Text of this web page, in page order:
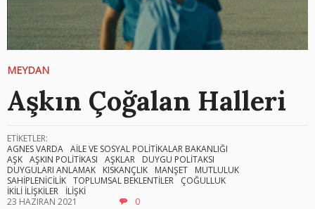
MEYDAN
Aşkın Çoğalan Halleri
ETİKETLER:
AGNES VARDA AİLE VE SOSYAL POLİTİKALAR BAKANLIĞI
AŞK AŞKIN POLİTİKASI AŞKLAR
DUYGU POLİTAKSI
DUYGULARI ANLAMAK
KISKANÇLIK MANŞET
MUTLULUK
SAHİPLENİCİLİK TOPLUMSAL BEKLENTİLER
ÇOĞULLUK
İKİLİ İLİŞKİLER
İLİŞKİ
23 HAZIRAN 2021
0